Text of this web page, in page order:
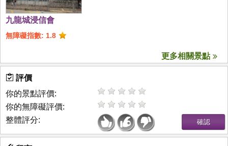
九龍城浸信會
無障礙指數: 1.8
更多相關景點
評價
你的景點評價:
你的無障礙評價:
整體評分: